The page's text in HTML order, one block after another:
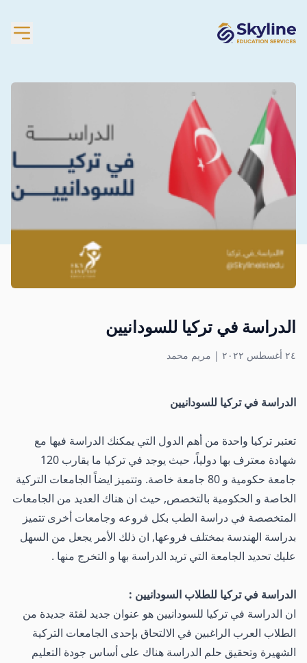
الدراسة في تركيا للسودانيين
٢٤ أغسطس ٢٠٢٢ | مريم محمد
الدراسة في تركيا للسودانيين
تعتبر تركيا واحدة من أهم الدول التي يمكنك الدراسة فيها مع
شهادة معترف بها دولياً، حيث يوجد في تركيا ما يقارب 120
جامعة حكومية و 80 جامعة خاصة. وتتميز ايضاً الجامعات التركية
الخاصة و الحكومية بالتخصص, حيث ان هناك العديد من الجامعات
المتخصصة في دراسة الطب بكل فروعه وجامعات أخرى تتميز
بدراسة الهندسة بمختلف فروعها, ان ذلك الأمر يجعل من السهل
عليك تحديد الجامعة التي تريد الدراسة بها و التخرج منها .
الدراسة في تركيا للطلاب السودانيين :
ان الدراسة في تركيا للسودانيين هو عنوان جديد لفئة جديدة من
الطلاب العرب الراغبين في الالتحاق بإحدى الجامعات التركية
الشهيرة وتحقيق حلم الدراسة هناك على أساس جودة التعليم